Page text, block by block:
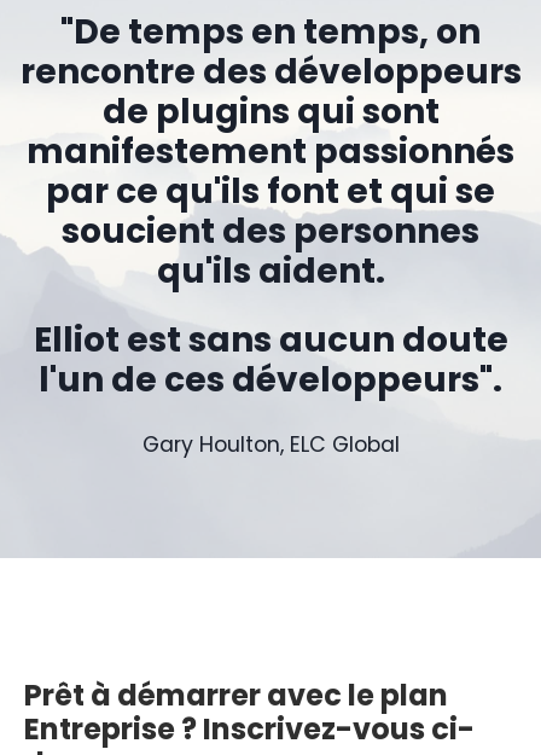
"De temps en temps, on
rencontre des développeurs
de plugins qui sont
manifestement passionnés
par ce qu'ils font et qui se
soucient des personnes
qu'ils aident.
Elliot est sans aucun doute
l'un de ces développeurs".
Gary Houlton, ELC Global
Prêt à démarrer avec le plan
Entreprise ? Inscrivez-vous ci-